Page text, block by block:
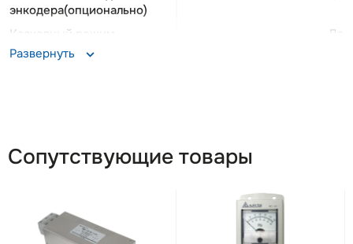
энкодера(опционально)
Каскадный режим
Да
Опциональные протоколы
Силовой выключатель
постоянными магнитами
Встроенный фильтр ЭМС
Развернуть
Сопутствующие товары